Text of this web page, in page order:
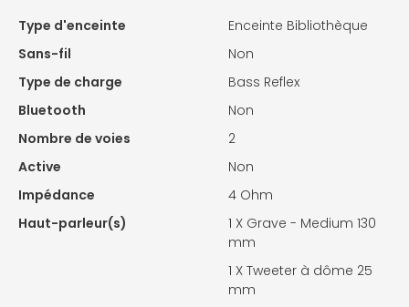
Type d'enceinte
Enceinte Bibliothèque
Sans-fil
Non
Type de charge
Bass Reflex
Bluetooth
Non
Nombre de voies
2
Active
Non
Impédance
4 Ohm
Haut-parleur(s)
1 X Grave - Medium 130
mm
1 X Tweeter à dôme 25
mm